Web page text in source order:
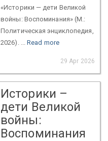
«Историки — дети Великой
войны: Воспоминания» (М.:
Политическая энциклопедия,
2026). ...Read more
29 Apr 2026
Историки –
дети Великой
войны:
Воспоминания